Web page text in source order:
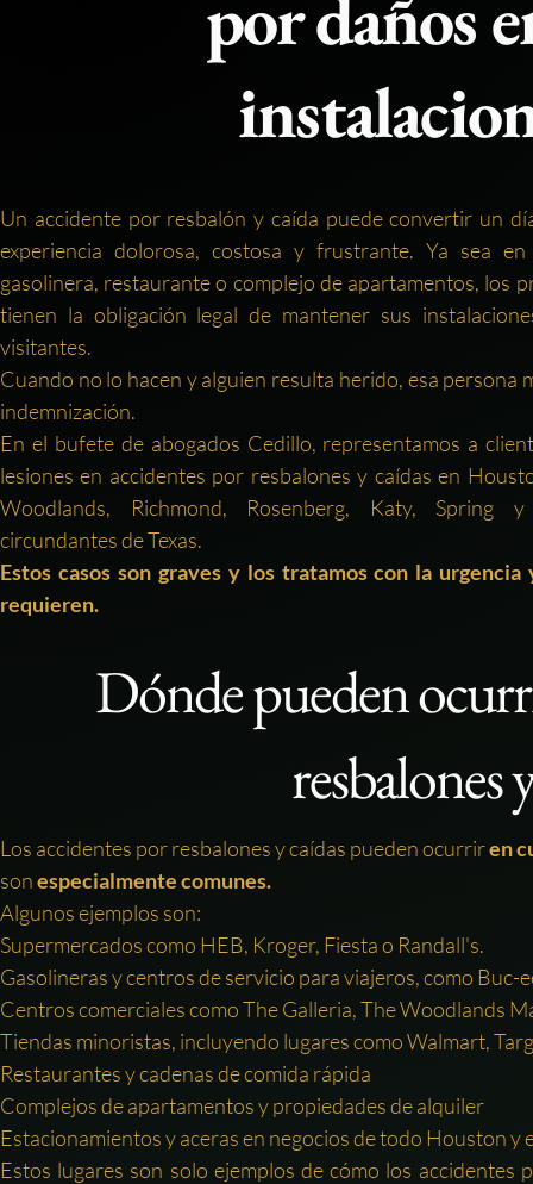
por daños
Los accidentes por resbalones y caídas pueden ocurriren
sonespecialmente comunes.
Algunos ejemplos son:
Supermercados como HEB, Kroger, Fiesta o Randall's.
Gasolineras y centros de servicio para viajeros, como Buc-
Centros comerciales como The Galleria, The Woodlands
Tiendas minoristas, incluyendo lugares como Walmart,
Restaurantes y cadenas de comida rápida
Complejos de apartamentos y propiedades de alquiler
Estacionamientos y aceras en negocios de todo Houston y
Estos lugares son solo ejemplos de cómo los
Un accidente por resbalón y caída puede convertir un
experiencia dolorosa, costosa y frustrante. Ya sea
gasolinera, restaurante o complejo de apartamentos, los
tienen la obligación legal de mantener sus
visitantes.
Cuando no lo hacen y alguien resulta herido, esa persona
indemnización.
En el bufete de abogados Cedillo, representamos a
lesiones en accidentes por resbalones y caídas en
Woodlands, Richmond, Rosenberg, Katy, Spring
circundantes de Texas.
Estos casos son graves y los tratamos con la
requieren.
Dónde pueden
resbalones